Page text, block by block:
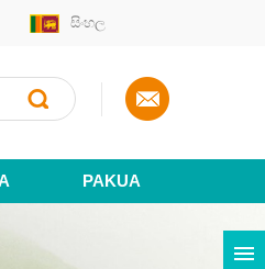
සිංහල
PAKUA